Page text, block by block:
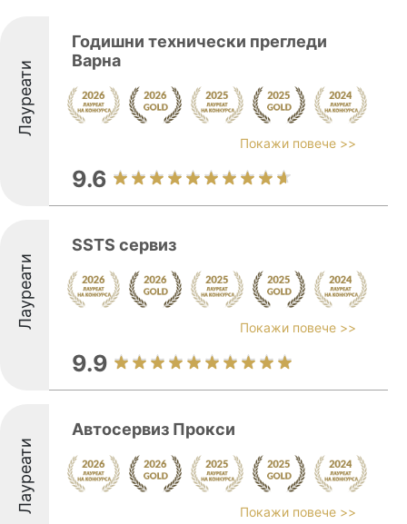
Лауреати
Годишни технически прегледи
Варна
Покажи повече >>
9.6
Лауреати
SSTS сервиз
Покажи повече >>
9.9
Лауреати
Автосервиз Прокси
Покажи повече >>